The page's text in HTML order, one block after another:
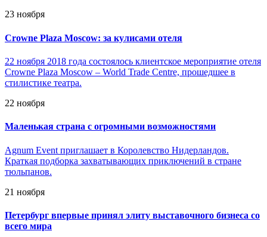
23 ноября
Crowne Plaza Moscow: за кулисами отеля
22 ноября 2018 года состоялось клиентское мероприятие отеля
Crowne Plaza Moscow – World Trade Centre, прошедшее в
стилистике театра.
22 ноября
Маленькая страна с огромными возможностями
Agnum Event приглашает в Королевство Нидерландов.
Краткая подборка захватывающих приключений в стране
тюльпанов.
21 ноября
Петербург впервые принял элиту выставочного бизнеса со
всего мира